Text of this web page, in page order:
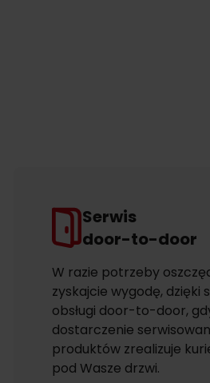
Serwis
door-to-door
W razie potrzeby
zyskajcie wygodę, dzięki
obsługi door-to-door,
dostarczenie
produktów zrealizuje
pod Wasze drzwi.